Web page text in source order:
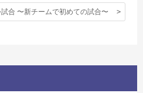
合 〜新チームで初めての試合〜